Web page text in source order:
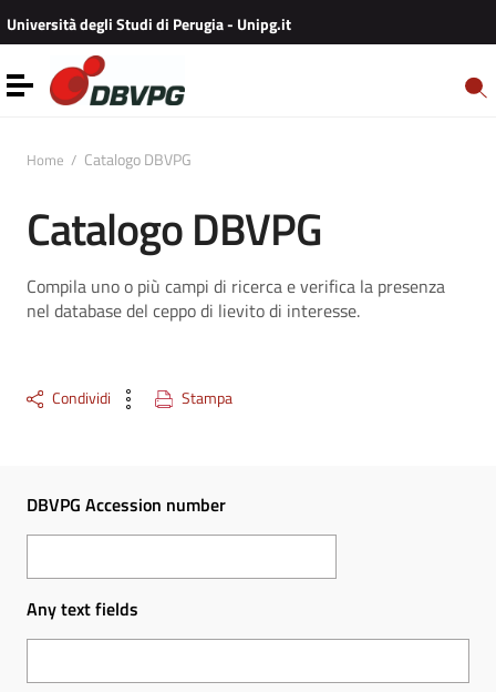
Vai ai contenuti
Vai al menu di navigazione
Vai al footer
Università degli Studi di Perugia - Unipg.it
Toggle navigation
Home / Catalogo DBVPG
Catalogo DBVPG
Compila uno o più campi di ricerca e verifica la presenza
nel database del ceppo di lievito di interesse.
Condividi Stampa
DBVPG Accession number
Any text fields